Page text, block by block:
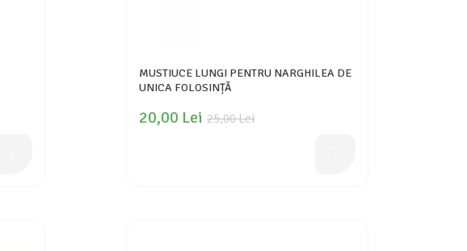
MUSTIUCE LUNGI PENTRU NARGHILEA DE
UNICA FOLOSINȚĂ
25,00 Lei
20,00 Lei